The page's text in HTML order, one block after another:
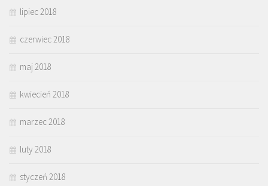
lipiec 2018
czerwiec 2018
maj 2018
kwiecień 2018
marzec 2018
luty 2018
styczeń 2018